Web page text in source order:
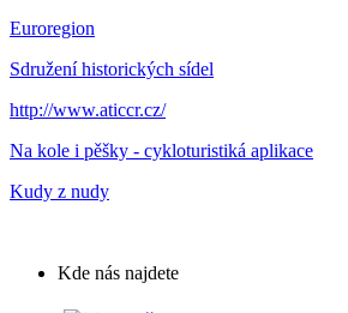
Euroregion
Sdružení historických sídel
http://www.aticcr.cz/
Na kole i pěšky - cykloturistiká aplikace
Kudy z nudy
Kde nás najdete